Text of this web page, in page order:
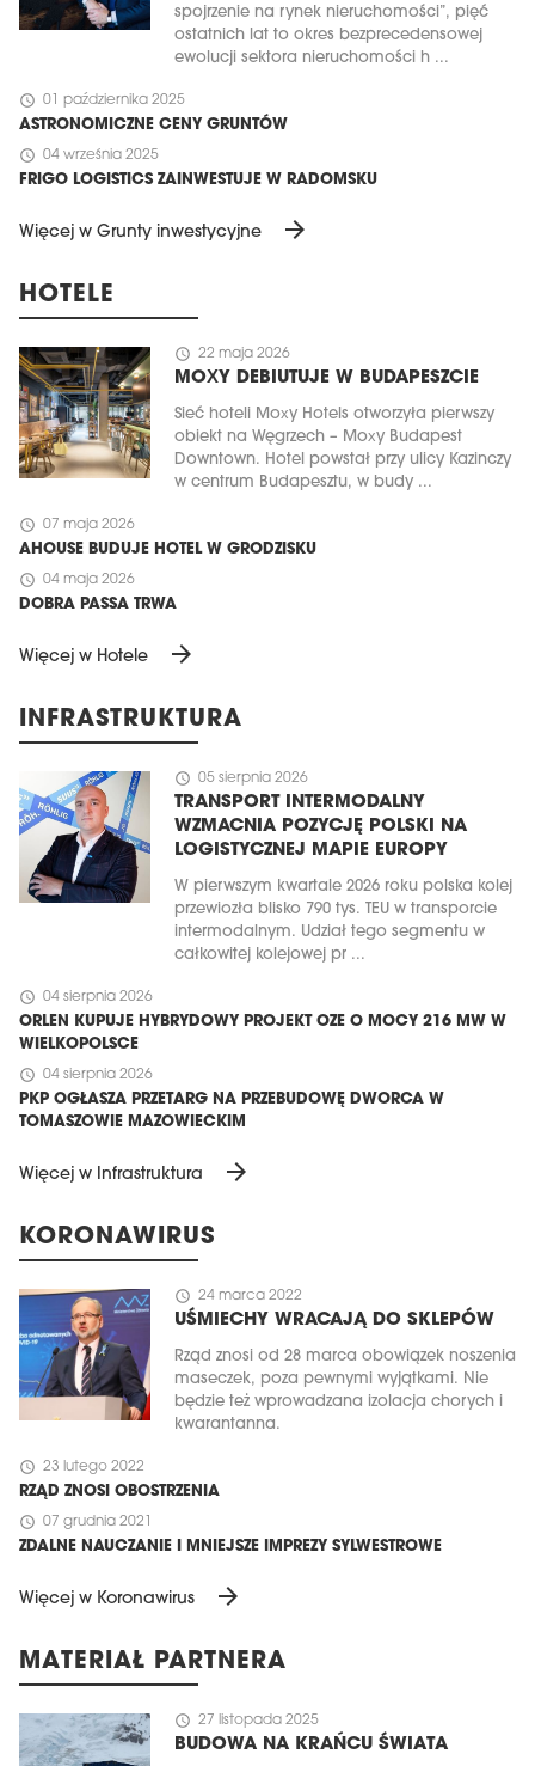
spojrzenie na rynek nieruchomości”, pięć
ostatnich lat to okres bezprecedensowej
ewolucji sektora nieruchomości h ...
schedule 01 października 2025
ASTRONOMICZNE CENY GRUNTÓW
schedule 04 września 2025
FRIGO LOGISTICS ZAINWESTUJE W RADOMSKU
Więcej w Grunty inwestycyjne arrow_forward
HOTELE
schedule 22 maja 2026
MOXY DEBIUTUJE W BUDAPESZCIE
Sieć hoteli Moxy Hotels otworzyła pierwszy
obiekt na Węgrzech – Moxy Budapest
Downtown. Hotel powstał przy ulicy Kazinczy
w centrum Budapesztu, w budy ...
schedule 07 maja 2026
AHOUSE BUDUJE HOTEL W GRODZISKU
schedule 04 maja 2026
DOBRA PASSA TRWA
Więcej w Hotele arrow_forward
INFRASTRUKTURA
schedule 05 sierpnia 2026
TRANSPORT INTERMODALNY
WZMACNIA POZYCJĘ POLSKI NA
LOGISTYCZNEJ MAPIE EUROPY
W pierwszym kwartale 2026 roku polska kolej
przewiozła blisko 790 tys. TEU w transporcie
intermodalnym. Udział tego segmentu w
całkowitej kolejowej pr ...
schedule 04 sierpnia 2026
ORLEN KUPUJE HYBRYDOWY PROJEKT OZE O MOCY 216 MW W
WIELKOPOLSCE
schedule 04 sierpnia 2026
PKP OGŁASZA PRZETARG NA PRZEBUDOWĘ DWORCA W
TOMASZOWIE MAZOWIECKIM
Więcej w Infrastruktura arrow_forward
KORONAWIRUS
schedule 24 marca 2022
UŚMIECHY WRACAJĄ DO SKLEPÓW
Rząd znosi od 28 marca obowiązek noszenia
maseczek, poza pewnymi wyjątkami. Nie
będzie też wprowadzana izolacja chorych i
kwarantanna.
schedule 23 lutego 2022
RZĄD ZNOSI OBOSTRZENIA
schedule 07 grudnia 2021
ZDALNE NAUCZANIE I MNIEJSZE IMPREZY SYLWESTROWE
Więcej w Koronawirus arrow_forward
MATERIAŁ PARTNERA
schedule 27 listopada 2025
BUDOWA NA KRAŃCU ŚWIATA